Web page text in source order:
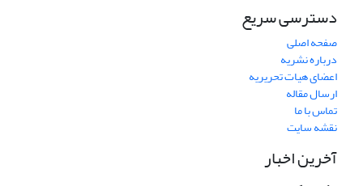
دسترسی سریع
صفحه اصلی
درباره نشریه
اعضای هیات تحریریه
ارسال مقاله
تماس با ما
نقشه سایت
آخرین اخبار